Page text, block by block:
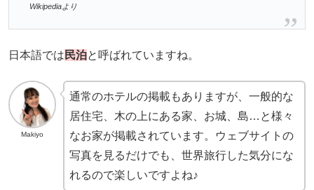
Wikipediaより
日本語では 民泊と呼ばれていますね。
Makiyo
通常のホテルの掲載もありますが、一般的な
居住宅、木の上にある家、お城、島…と様々
なお家が掲載されています。ウェブサイトの
写真を見るだけでも、世界旅行した気分にな
れるので楽しいですよね♪